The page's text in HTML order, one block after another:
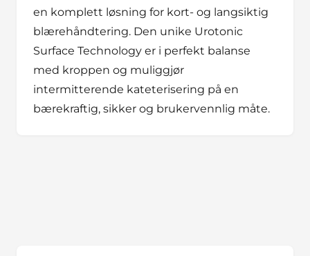
en komplett løsning for kort- og langsiktig
blærehåndtering. Den unike Urotonic
Surface Technology er i perfekt balanse
med kroppen og muliggjør
intermitterende kateterisering på en
bærekraftig, sikker og brukervennlig måte.